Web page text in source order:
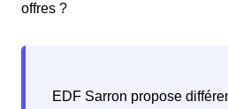
offres ?
EDF Sarron propose